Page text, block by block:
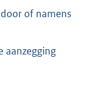
of namens
aanzegging